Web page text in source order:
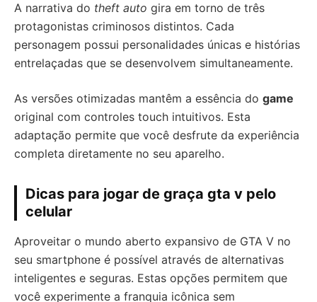
A narrativa do theft auto gira em torno de três
protagonistas criminosos distintos. Cada
personagem possui personalidades únicas e histórias
entrelaçadas que se desenvolvem simultaneamente.
As versões otimizadas mantêm a essência do game
original com controles touch intuitivos. Esta
adaptação permite que você desfrute da experiência
completa diretamente no seu aparelho.
Dicas para jogar de graça gta v pelo
celular
Aproveitar o mundo aberto expansivo de GTA V no
seu smartphone é possível através de alternativas
inteligentes e seguras. Estas opções permitem que
você experimente a franquia icônica sem